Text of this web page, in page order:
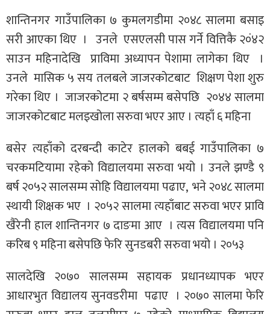
शान्तिनगर गाउँपालिका ७ कुमलगडीमा २०४८ सालमा बसाइ
सरी आएका थिए । उनले एसएलसी पास गर्ने वित्तिकै २०ंं४२
साउन महिनादेखि प्राविमा अध्यापन पेशामा लागेका थिए ।
उनले मासिक ५ सय तलबले जाजरकोटबाट शिक्षण पेशा शुरु
गरेका थिए । जाजरकोटमा २ बर्षसम्म बसेपछि २०४४ सालमा
जाजरकोटबाट मलइखोला सरुवा भएर आए । त्यहाँ ६ महिना
बसेर त्यहाँको दरबन्दी काटेर हालको बबई गाउँपालिका ७
चरकमटियामा रहेको विद्यालयमा सरुवा भयो । उनले झण्डै ९
बर्ष २०५२ सालसम्म सोहि विद्यालयमा पढाए, भने २०४८ सालमा
स्थायी शिक्षक भए । २०५२ सालमा त्यहाँबाट सरुवा भएर प्रावि
खैरेनी हाल शान्तिनगर ७ दाङमा आए । त्यस विद्यालयमा पनि
करिब ९ महिना बसेपछि फेरि सुनडबरी सरुवा भयो । २०५३
सालदेखि २०७० सालसम्म सहायक प्रधानध्यापक भएर
आधारभुत विद्यालय सुनवडरीमा पढाए । २०७० सालमा फेरि